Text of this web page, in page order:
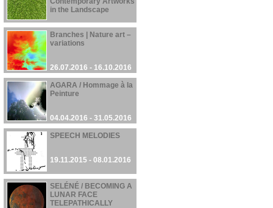
in the Landscape
01.11.2016 - 12.01.2017Branches | Nature art –
variations
26.07.2016 - 16.10.2016
AGARA / Hommage à la
Peinture
04.04.2016 - 31.05.2016
SPEECH MELODIES
19.11.2015 - 08.01.2016
SELÉNÉ / BECOMING A
LUNAR FACE
TELEPATHICALLY